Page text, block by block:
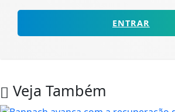
ENTRAR
Veja Também